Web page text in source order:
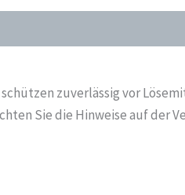
zuverlässig vor
Sie die Hinweise auf der